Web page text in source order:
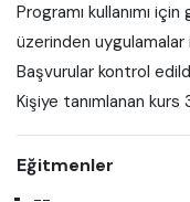
Programı kullanımı
üzerinden uygulamalar
Başvurular kontrol
Kişiye tanımlanan kurs
Eğitmenler